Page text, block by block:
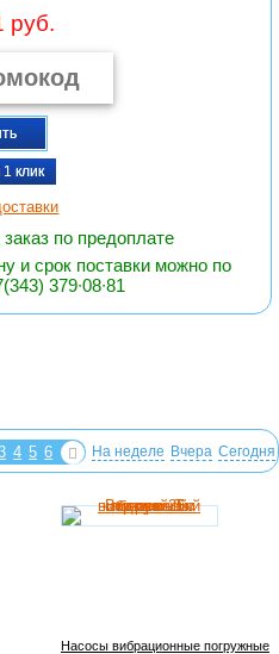
руб.
1 клик
по предоплате
и срок поставки можно по
379∙08∙81
4 5 6 На неделе Вчера Сегодня
Насосы вибрационные погружные